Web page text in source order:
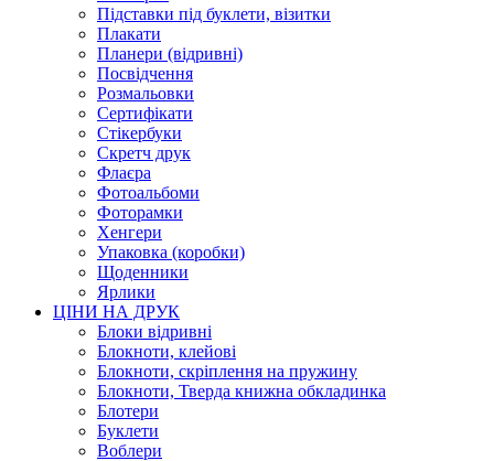
Підставки під буклети, візитки
Плакати
Планери (відривні)
Посвідчення
Розмальовки
Сертифікати
Стікербуки
Скретч друк
Флаєра
Фотоальбоми
Фоторамки
Хенгери
Упаковка (коробки)
Щоденники
Ярлики
ЦІНИ НА ДРУК
Блоки відривні
Блокноти, клейові
Блокноти, скріплення на пружину
Блокноти, Тверда книжна обкладинка
Блотери
Буклети
Воблери